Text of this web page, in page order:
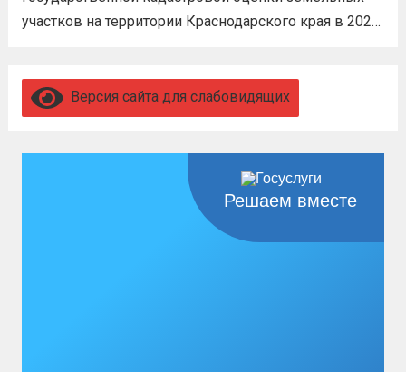
участков на территории Краснодарского края в 2026
Версия сайта для слабовидящих
Решаем вместе